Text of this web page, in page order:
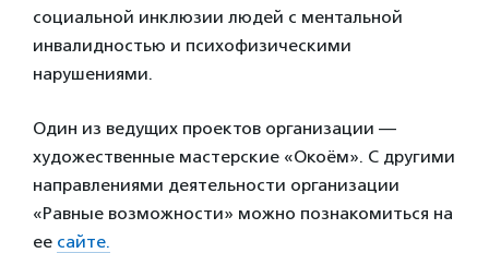
социальной инклюзии людей с ментальной
инвалидностью и психофизическими
нарушениями.
Один из ведущих проектов организации —
художественные мастерские «Окоём». С другими
направлениями деятельности организации
«Равные возможности» можно познакомиться на
ее сайте.